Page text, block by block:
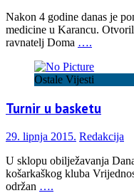
Nakon 4 godine danas je
medicine u Karancu.
ravnatelj Doma ….
Ostale Vijesti
Turnir u basketu
29. lipnja 2015. Redakcija
U sklopu obilježavanja
košarkaškog kluba
održan ….